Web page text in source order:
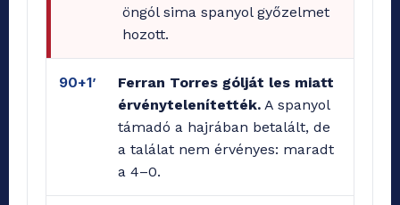
öngól sima spanyol győzelmet
hozott.
90+1’
Ferran Torres gólját les miatt
érvénytelenítették. A spanyol
támadó a hajrában betalált, de
a találat nem érvényes: maradt
a 4–0.